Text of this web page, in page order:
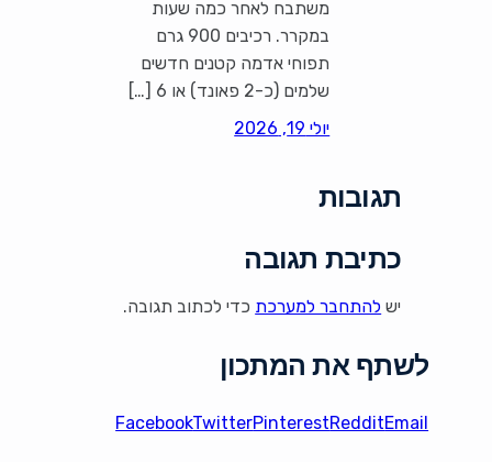
משתבח לאחר כמה שעות
במקרר. רכיבים 900 גרם
תפוחי אדמה קטנים חדשים
שלמים (כ-2 פאונד) או 6 […]
יולי 19, 2026
תגובות
כתיבת תגובה
יש להתחבר למערכת כדי לכתוב תגובה.
לשתף את המתכון
FacebookTwitterPinterestRedditEmail